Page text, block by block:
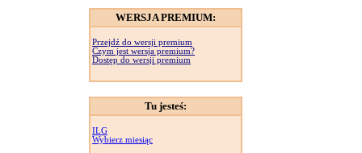
WERSJA PREMIUM:
Przejdź do wersji premium
Czym jest wersja premium?
Dostęp do wersji premium
Tu jesteś:
ILG
Wybierz miesiąc